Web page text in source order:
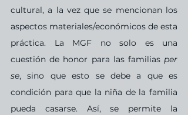
cultural, a la vez que se mencionan los
aspectos materiales/económicos de esta
práctica. La MGF no solo es una
cuestión de honor para las familias per
se, sino que esto se debe a que es
condición para que la niña de la familia
pueda casarse. Así, se permite la